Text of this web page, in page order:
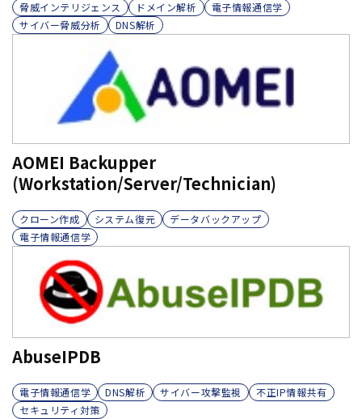
脅威インテリジェンス ドメイン解析
電子情報通信学
サイバー脅威分析
DNS解析
AOMEI Backupper
(Workstation/Server/Technician)
クローン作成 システム復元
データバックアップ
電子情報通信学
AbuseIPDB
電子情報通信学 DNS解析 サイバー攻撃監視
不正IP情報共有
セキュリティ対策